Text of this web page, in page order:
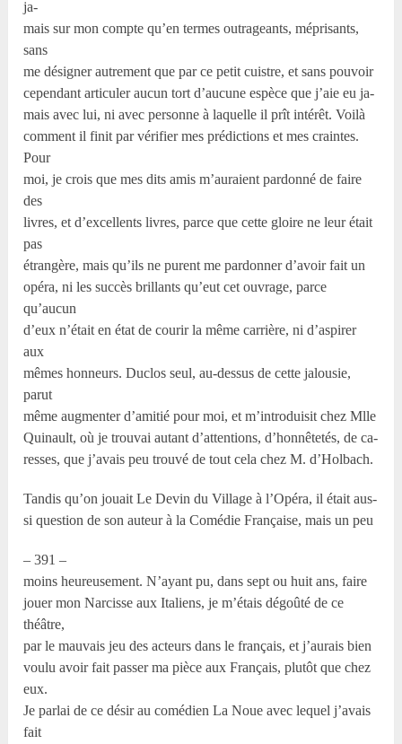
ja-
mais sur mon compte qu’en termes outrageants, méprisants,
sans
me désigner autrement que par ce petit cuistre, et sans pouvoir
cependant articuler aucun tort d’aucune espèce que j’aie eu ja-
mais avec lui, ni avec personne à laquelle il prît intérêt. Voilà
comment il finit par vérifier mes prédictions et mes craintes.
Pour
moi, je crois que mes dits amis m’auraient pardonné de faire
des
livres, et d’excellents livres, parce que cette gloire ne leur était
pas
étrangère, mais qu’ils ne purent me pardonner d’avoir fait un
opéra, ni les succès brillants qu’eut cet ouvrage, parce
qu’aucun
d’eux n’était en état de courir la même carrière, ni d’aspirer
aux
mêmes honneurs. Duclos seul, au-dessus de cette jalousie,
parut
même augmenter d’amitié pour moi, et m’introduisit chez Mlle
Quinault, où je trouvai autant d’attentions, d’honnêtetés, de ca-
resses, que j’avais peu trouvé de tout cela chez M. d’Holbach.
Tandis qu’on jouait Le Devin du Village à l’Opéra, il était aus-
si question de son auteur à la Comédie Française, mais un peu
– 391 –
moins heureusement. N’ayant pu, dans sept ou huit ans, faire
jouer mon Narcisse aux Italiens, je m’étais dégoûté de ce
théâtre,
par le mauvais jeu des acteurs dans le français, et j’aurais bien
voulu avoir fait passer ma pièce aux Français, plutôt que chez
eux.
Je parlai de ce désir au comédien La Noue avec lequel j’avais
fait